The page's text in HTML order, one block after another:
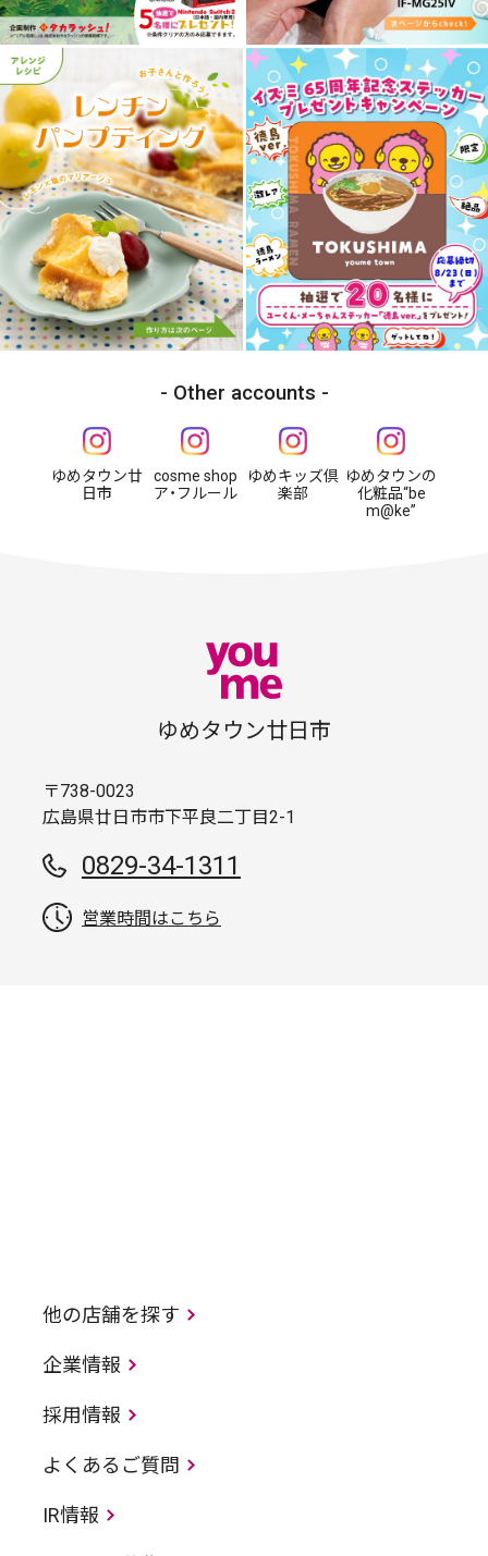
Other accounts
ゆめタウン廿
日市
cosme shop
ア・フルール
ゆめキッズ倶
楽部
ゆめタウンの
化粧品“be
m@ke”
ゆめタウン廿日市
〒738-0023
広島県廿日市市下平良二丁目2-1
0829-34-1311
営業時間はこちら
他の店舗を探す
企業情報
採用情報
よくあるご質問
IR情報